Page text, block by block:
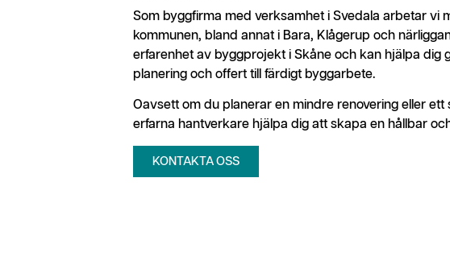
Som byggfirma med verksamhet i Svedala arbetar vi
kommunen, bland annat i Bara, Klågerup och
erfarenhet av byggprojekt i Skåne och kan hjälpa dig
planering och offert till färdigt byggarbete.
Oavsett om du planerar en mindre renovering eller
erfarna hantverkare hjälpa dig att skapa en hållbar
KONTAKTA OSS